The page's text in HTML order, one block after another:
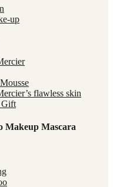
up
flawless skin
Gift
Makeup Mascara